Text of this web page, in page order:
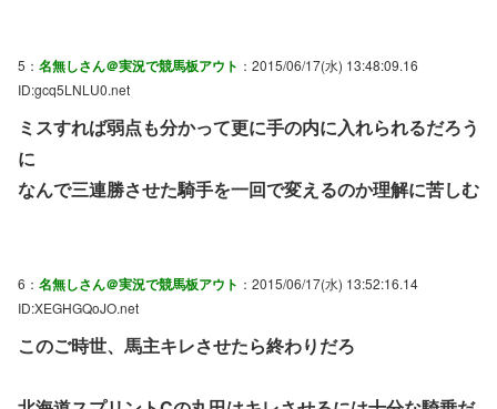
5： 名無しさん＠実況で競馬板アウト ：2015/06/17(水) 13:48:09.16
ID:gcq5LNLU0.net
ミスすれば弱点も分かって更に手の内に入れられるだろう
に
なんで三連勝させた騎手を一回で変えるのか理解に苦しむ
6： 名無しさん＠実況で競馬板アウト ：2015/06/17(水) 13:52:16.14
ID:XEGHGQoJO.net
このご時世、馬主キレさせたら終わりだろ